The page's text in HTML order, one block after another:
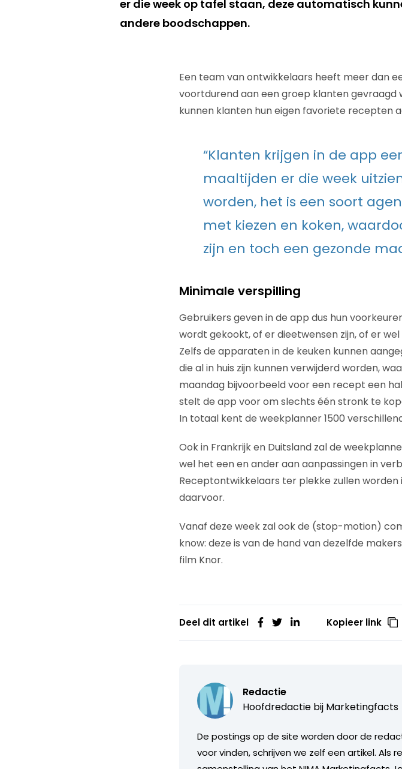
er die week op tafel staan, deze automatisch
andere boodschappen.
Een team van ontwikkelaars heeft meer dan
voortdurend aan een groep klanten gevraagd
kunnen klanten hun eigen favoriete recepten
“Klanten krijgen in de app
maaltijden er die week
worden, het is een soort
met kiezen en koken,
zijn en toch een gezonde
Minimale verspilling
Gebruikers geven in de app dus hun
wordt gekookt, of er dieetwensen zijn, of er
Zelfs de apparaten in de keuken kunnen
die al in huis zijn kunnen verwijderd worden,
maandag bijvoorbeeld voor een recept een
stelt de app voor om slechts één stronk te
In totaal kent de weekplanner 1500
Ook in Frankrijk en Duitsland zal de
wel het een en ander aan aanpassingen in
Receptontwikkelaars ter plekke zullen
daarvoor.
Vanaf deze week zal ook de (stop-motion)
know: deze is van de hand van dezelfde
film Knor.
Deel dit artikel Kopieer link
Redactie
Hoofdredactie bij Marketingfacts
De postings op de site worden door de
voor vinden, schrijven we zelf een artikel. Als